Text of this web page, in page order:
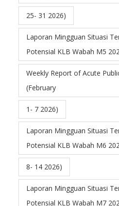
25- 31 2026)
Laporan Mingguan Situasi
Potensial KLB Wabah M5
Weekly Report of Acute
(February
1- 7 2026)
Laporan Mingguan Situasi
Potensial KLB Wabah M6
8- 14 2026)
Laporan Mingguan Situasi
Potensial KLB Wabah M7